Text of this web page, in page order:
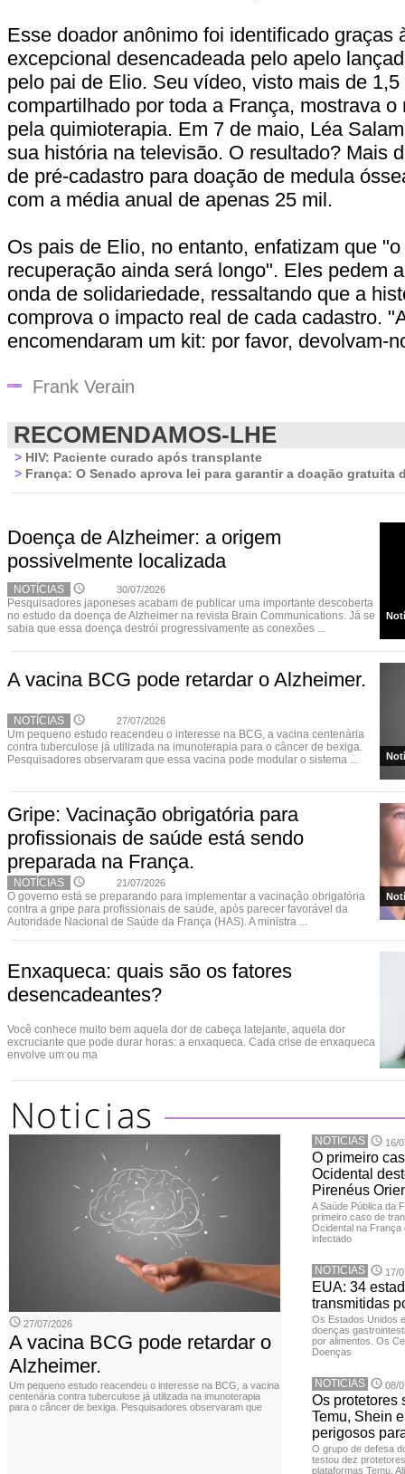
Esse doador anônimo foi identificado graças
excepcional desencadeada pelo apelo
pelo pai de Elio. Seu vídeo, visto mais de
compartilhado por toda a França, mostrava
pela quimioterapia. Em 7 de maio, Léa
sua história na televisão. O resultado? Mais
de pré-cadastro para doação de medula
com a média anual de apenas 25 mil.
Os pais de Elio, no entanto, enfatizam que
recuperação ainda será longo". Eles pedem
onda de solidariedade, ressaltando que a
comprova o impacto real de cada cadastro.
encomendaram um kit: por favor, devolvam-
Frank Verain
RECOMENDAMOS-LHE
> HIV: Paciente curado após transplante
> França: O Senado aprova lei para garantir a doação gratuita
Doença de Alzheimer: a origem
possivelmente localizada
NOTÍCIAS 30/07/2026
Pesquisadores japoneses acabam de publicar uma importante descoberta
no estudo da doença de Alzheimer na revista Brain Communications. Já se
sabia que essa doença destrói progressivamente as conexões ...
A vacina BCG pode retardar o Alzheimer.
NOTÍCIAS 27/07/2026
Um pequeno estudo reacendeu o interesse na BCG, a vacina centenária
contra tuberculose já utilizada na imunoterapia para o câncer de bexiga.
Pesquisadores observaram que essa vacina pode modular o sistema ...
Gripe: Vacinação obrigatória para
profissionais de saúde está sendo
preparada na França.
NOTÍCIAS 21/07/2026
O governo está se preparando para implementar a vacinação obrigatória
contra a gripe para profissionais de saúde, após parecer favorável da
Autoridade Nacional de Saúde da França (HAS). A ministra ...
Enxaqueca: quais são os fatores
desencadeantes?
Você conhece muito bem aquela dor de cabeça latejante, aquela dor
excruciante que pode durar horas: a enxaqueca. Cada crise de enxaqueca
envolve um ou ma
27/07/2026
A vacina BCG pode retardar o
Alzheimer.
Um pequeno estudo reacendeu o interesse na BCG, a vacina
centenária contra tuberculose já utilizada na imunoterapia
para o câncer de bexiga. Pesquisadores observaram que
NOTICIAS 16/
O primeiro
Ocidental
Pirenéus
A Saúde Pública da
primeiro caso de
Ocidental na França
infectado
NOTICIAS 17/
EUA: 34
transmitidas
Os Estados Unidos
doenças
por alimentos. Os
Doenças
NOTICIAS 08/
Os protetores
Temu, Shein
perigosos
O grupo de defesa
testou dez
plataformas Temu,